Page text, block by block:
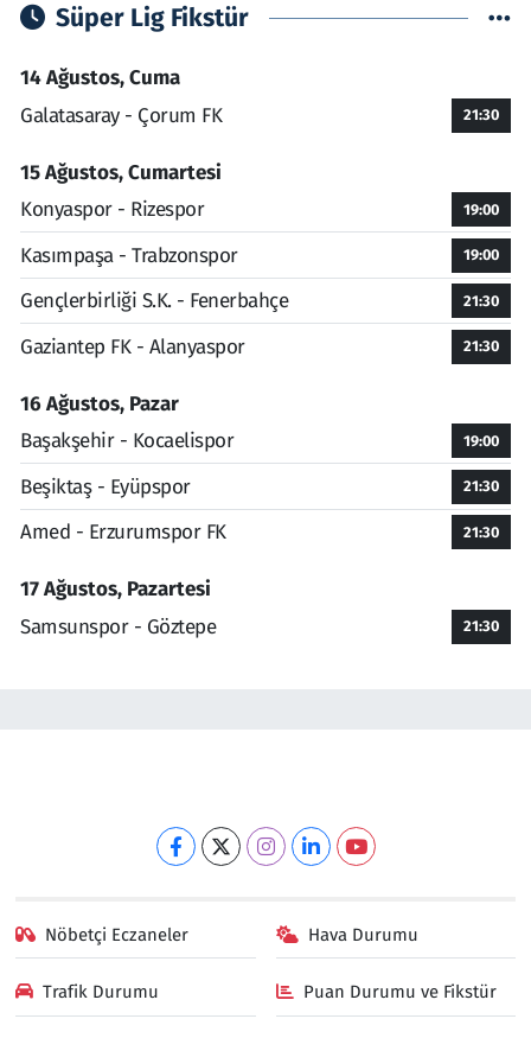
Süper Lig Fikstür
14 Ağustos, Cuma
Galatasaray - Çorum FK
21:30
15 Ağustos, Cumartesi
Konyaspor - Rizespor
19:00
Kasımpaşa - Trabzonspor 19:00
Gençlerbirliği S.K. - Fenerbahçe 21:30
Gaziantep FK - Alanyaspor 21:30
16 Ağustos, Pazar
Başakşehir - Kocaelispor
19:00
Beşiktaş - Eyüpspor 21:30
Amed - Erzurumspor FK 21:30
17 Ağustos, Pazartesi
Samsunspor - Göztepe
21:30
Nöbetçi Eczaneler Hava Durumu
Trafik Durumu Puan Durumu ve Fikstür